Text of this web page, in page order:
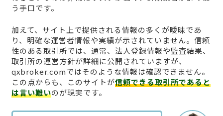
う手口です。
加えて、サイト上で提供される情報の多くが曖昧であ
り、明確な運営者情報や実績が示されていません。信頼
性のある取引所では、通常、法人登録情報や監査結果、
取引所の運営方針が詳細に公開されていますが、
qxbroker.comではそのような情報は確認できません。
この点からも、このサイトが信頼できる取引所であると
は言い難いのが現実です。